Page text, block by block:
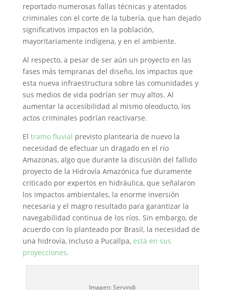
reportado numerosas fallas técnicas y atentados
criminales con el corte de la tubería, que han dejado
significativos impactos en la población,
mayoritariamente indígena, y en el ambiente.
Al respecto, a pesar de ser aún un proyecto en las
fases más tempranas del diseño, los impactos que
esta nueva infraestructura sobre las comunidades y
sus medios de vida podrían ser muy altos. Al
aumentar la accesibilidad al mismo oleoducto, los
actos criminales podrían reactivarse.
El tramo fluvial previsto plantearía de nuevo la
necesidad de efectuar un dragado en el río
Amazonas, algo que durante la discusión del fallido
proyecto de la Hidrovía Amazónica fue duramente
criticado por expertos en hidráulica, que señalaron
los impactos ambientales, la enorme inversión
necesaria y el magro resultado para garantizar la
navegabilidad continua de los ríos. Sin embargo, de
acuerdo con lo planteado por Brasil, la necesidad de
una hidrovía, incluso a Pucallpa, está en sus
proyecciones.
Imagen: Servindi